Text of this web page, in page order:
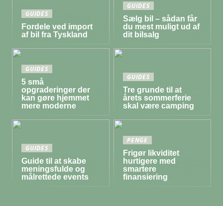
GUIDES
Fordele ved import
af bil fra Tyskland
GUIDES
Sælg bil – sådan får
du mest muligt ud af
dit bilsalg
GUIDES
5 små
opgraderinger der
kan gøre hjemmet
mere moderne
GUIDES
Tre grunde til at
årets sommerferie
skal være camping
GUIDES
Guide til at skabe
meningsfulde og
målrettede events
PENGE
Frigør likviditet
hurtigere med
smartere
finansiering